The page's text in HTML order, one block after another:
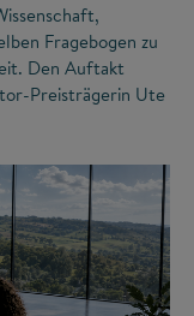
Fragebogen zu
Den Auftakt
Preisträgerin Ute